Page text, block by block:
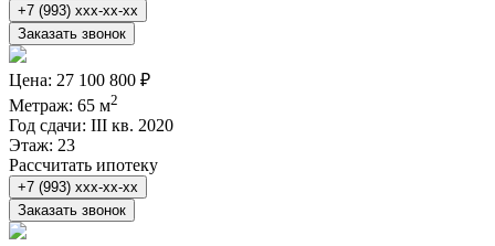
+7 (993) xxx-xx-xx
Заказать звонок
Цена: 27 100 800 ₽
Метраж: 65 м2
Год сдачи: III кв. 2020
Этаж: 23
Рассчитать ипотеку
+7 (993) xxx-xx-xx
Заказать звонок